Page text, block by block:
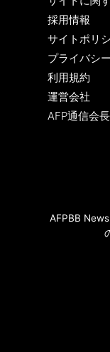
採用情報
サイトポリ
プライバシ
利用規約
運営会社
AFP通信会
AFPBB